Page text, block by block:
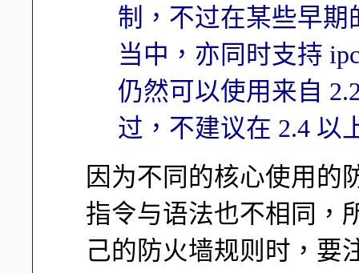
制，不过在某些早期
当中，亦同时支持
仍然可以使用来自
过，不建议在 2.4 以
因为不同的核心使用的
指令与语法也不相同，
己的防火墙规则时，要